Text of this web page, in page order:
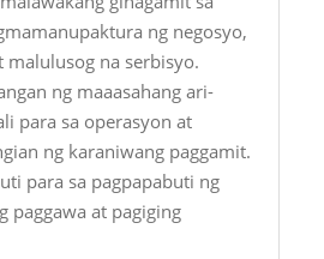
ng negosyo,
malulusog na serbisyo.
ng maaasahang ari-
para sa operasyon at
ng karaniwang paggamit.
para sa pagpapabuti ng
paggawa at pagiging